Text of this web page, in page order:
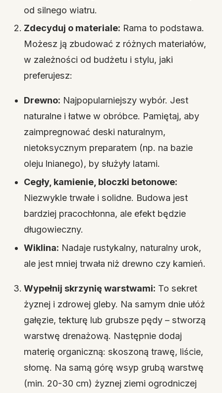
od silnego wiatru.
Zdecyduj o materiale: Rama to podstawa.
Możesz ją zbudować z różnych materiałów,
w zależności od budżetu i stylu, jaki
preferujesz:
Drewno: Najpopularniejszy wybór. Jest
naturalne i łatwe w obróbce. Pamiętaj, aby
zaimpregnować deski naturalnym,
nietoksycznym preparatem (np. na bazie
oleju lnianego), by służyły latami.
Cegły, kamienie, bloczki betonowe:
Niezwykle trwałe i solidne. Budowa jest
bardziej pracochłonna, ale efekt będzie
długowieczny.
Wiklina: Nadaje rustykalny, naturalny urok,
ale jest mniej trwała niż drewno czy kamień.
Wypełnij skrzynię warstwami: To sekret
żyznej i zdrowej gleby. Na samym dnie ułóż
gałęzie, tekturę lub grubsze pędy – stworzą
warstwę drenażową. Następnie dodaj
materię organiczną: skoszoną trawę, liście,
słomę. Na samą górę wsyp grubą warstwę
(min. 20-30 cm) żyznej ziemi ogrodniczej